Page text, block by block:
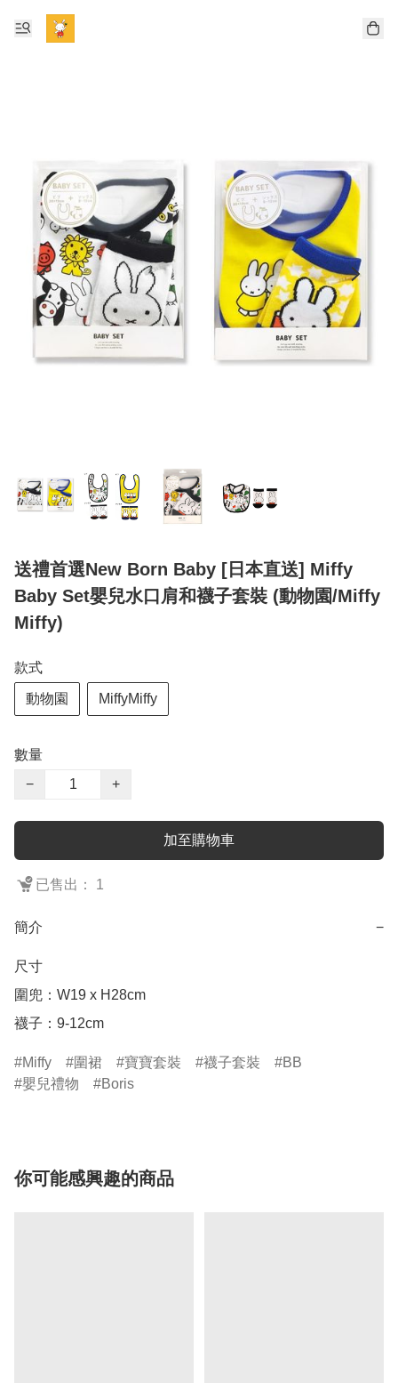
送禮首選New Born Baby [日本直送] Miffy
Baby Set嬰兒水口肩和襪子套裝 (動物園/Miffy
Miffy)
款式
動物園 MiffyMiffy
數量
−
+
加至購物車
已售出： 1
簡介 −
尺寸
圍兜：W19 x H28cm
襪子：9-12cm
Miffy 圍裙 寶寶套裝 襪子套裝
BB
嬰兒禮物
Boris
你可能感興趣的商品